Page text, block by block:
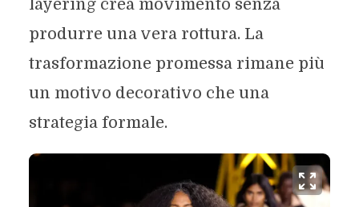
layering crea movimento senza
produrre una vera rottura. La
trasformazione promessa rimane più
un motivo decorativo che una
strategia formale.